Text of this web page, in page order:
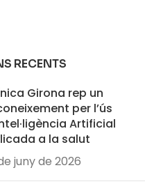
RECENTS
Girona rep un
per l’ús
Artificial
a la salut
juny de 2026